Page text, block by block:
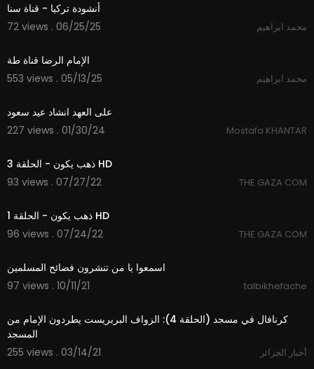
أنشودة تركيا - قناة سنا
72 views . 06/25/25
محمد ابراهيم
الإمام الرضا قناة طة
553 views . 05/13/25
محمد ابراهيم
على العهد انشاد عيد سعود
227 views . 01/30/24
Mostafa KHANTAR
ذهب يكون - الحلقة 3 HD
93 views . 07/27/22
THE GAZA COM
ذهب يكون - الحلقة 1 HD
96 views . 07/24/22
THE GAZA COM
اسمعوا يا من تنشرون فضائح المسلمين
97 views . 10/11/21
talbikhefache
كرنافال في مسجد (الحلقة 4): الزواف البربريست يطردون الإمام من
المسجد
255 views . 03/14/21
أخبار الجزائر